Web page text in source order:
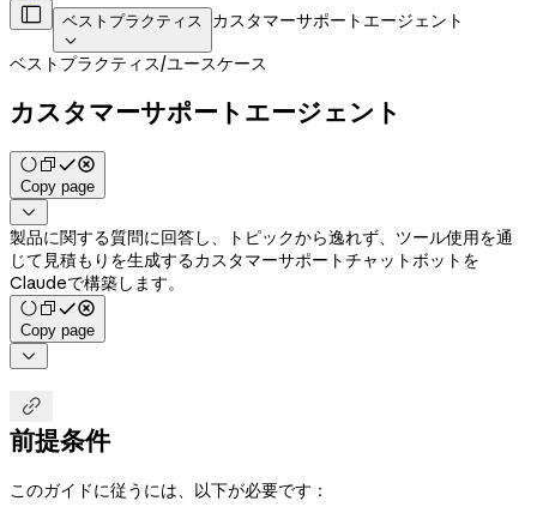
 ベストプラクティス

カスタマーサポートエージェント
ベストプラクティス/ユースケース
カスタマーサポートエージェント
Copy page

製品に関する質問に回答し、トピックから逸れず、ツール使用を通
じて見積もりを生成するカスタマーサポートチャットボットを
Claudeで構築します。
Copy page


前提条件
このガイドに従うには、以下が必要です：